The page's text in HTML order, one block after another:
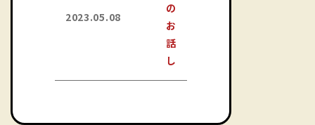
2023.05.08
の
お
話
し